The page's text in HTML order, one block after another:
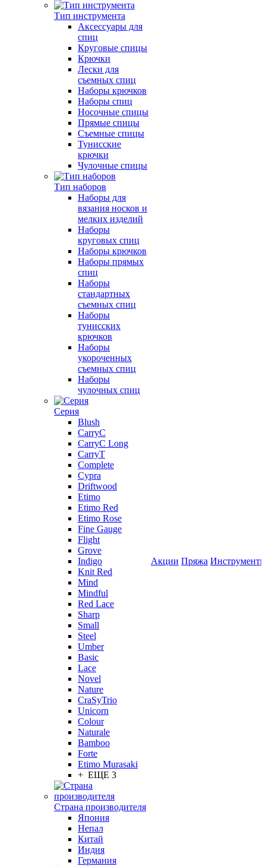
Тип инструмента
Аксессуары для
спиц
Круговые спицы
Крючки
Лески для
съемных спиц
Наборы крючков
Наборы спиц
Носочные спицы
Прямые спицы
Съемные спицы
Тунисские
крючки
Чулочные спицы
Тип наборов
Наборы для
вязания носков и
мелких изделий
Наборы
круговых спиц
Наборы крючков
Наборы прямых
спиц
Наборы
стандартных
съемных спиц
Наборы
тунисских
крючков
Наборы
укороченных
съемных спиц
Наборы
чулочных спиц
Серия
Blush
CarryC
CarryC Long
CarryT
Complete
Cypra
Driftwood
Etimo
Etimo Red
Etimo Rose
Fine Gauge
Flight
Grove
Indigo
Knit Red
Mind
Mindful
Red Lace
Sharp
Small
Steel
Umber
Basic
Lace
Novel
Nature
CraSyTrio
Unicorn
Colour
Naturale
Bamboo
Forte
Etimo Murasaki
+ ЕЩЕ 3
Страна производителя
Япония
Непал
Китай
Индия
Германия
Акции Пряжа Инструменты